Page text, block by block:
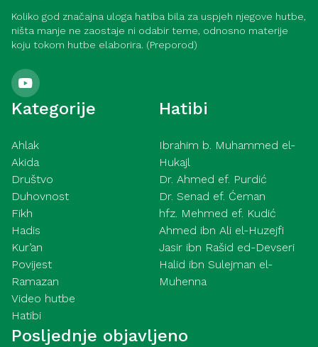
Koliko god značajna uloga hatiba bila za uspjeh njegove hutbe,
ništa manje ne zaostaje ni odabir teme, odnosno materije
koju tokom hutbe elaborira. (Preporod)
Kategorije
Ahlak
Akida
Društvo
Duhovnost
Fikh
Hadis
Kur’an
Povijest
Ramazan
Video hutbe
Hatibi
Hatibi
Ibrahim b. Muhammed el-
Hukajl
Dr. Ahmed ef. Purdić
Dr. Senad ef. Ćeman
hfz. Mehmed ef. Kudić
Ahmed ibn Ali el-Huzejfi
Jasir ibn Rašid ed-Devseri
Halid ibn Sulejman el-
Muhenna
Posljednje objavljeno